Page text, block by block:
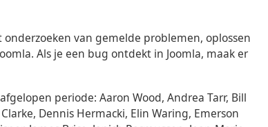
van gemelde problemen, oplossen
Als je een bug ontdekt in Joomla, maak er
periode: Aaron Wood, Andrea Tarr, Bill
Dennis Hermacki, Elin Waring, Emerson